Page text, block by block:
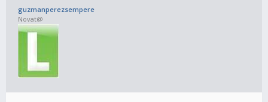
guzmanperezsempere
Novat@